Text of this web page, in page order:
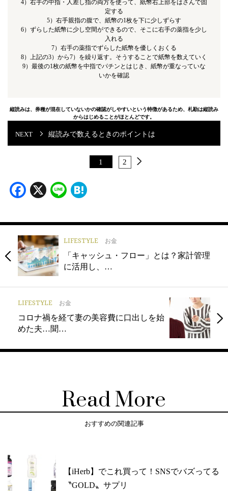
4）右手の中指・人差し指の両方を使って、紙幣右上部をはさんで固
定する
5）右手親指の腹で、紙幣の1枚を下に少しずらす
6）ずらした紙幣に少し空間ができるので、そこに右手の薬指を少し
入れる
7）右手の薬指でずらした紙幣を優しくおくる
8）上記の3）から7）を繰り返す。そうすることで紙幣を数えていく
9）最後の1枚の紙幣を中指でパチンとはじき、紙幣が重なっていな
いかを確認
縦読みは、券種が混在していないかの確認がしやすいという特徴があるため、札勘は縦読み
からはじめることがほとんどです。
縦読みで数えるときのポイントは
1 2
Facebook
X Line
LIFESTYLE お金
「キャッシュ・フロー」とは？家計管理
に活用し、…
LIFESTYLE お金
コロナ禍を経て妻の美容費に口出しを始
めた夫…聞…
Read More
おすすめの関連記事
【iHerb】でこれ買って！SNSでバズってる
〝GOLD〟サプリ